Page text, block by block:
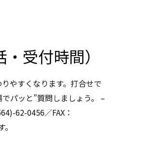
受付時間）
やすくなります。打合せで
パッと”質問しましょう。 –
62-0456／FAX：